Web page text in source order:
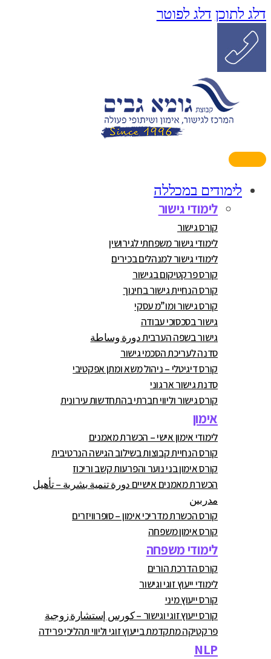
דלג לתוכן דלג לפוטר
לימודים במכללה
לימודי גישור
קורס גישור
לימודי גישור משפחתי לגירושין
לימודי גישור למנהלים בכירים
קורס פרקטיקום בגישור
קורס הנחיית גישור בחינוך
קורס גישור ומו”מ עסקי
גישור בסכסוכי עבודה
גישור בשפה הערבית دورة وساطة
סדנה לעריכת הסכמי גישור
קורס דיגיטלי – ניהול משא ומתן אפקטיבי
סדנת גישור ארגוני
קורס גישור וליווי חברתי בהתחדשות עירונית
אימון
לימודי אימון אישי – הכשרת מאמנים
קורס הנחיית קבוצות בשילוב הגישה הנרטיבית
קורס אימון בני נוער והפרעות קשב וריכוז
הכשרת מאמנים אישיים دورة تنمية بشرية – تأهيل
مدربين
קורס הכשרת מדריכי אימון – סופרוויזרים
קורס אימון משפחה
לימודי משפחה
קורס הדרכת הורים
לימודי ייעוץ זוגי וגישור
קורס ייעוץ מיני
קורס ייעוץ זוגי וגישור – كورس إستشارة زوجية
פרקטיקה מתקדמת בייעוץ זוגי וליווי תהליכי פרידה
NLP